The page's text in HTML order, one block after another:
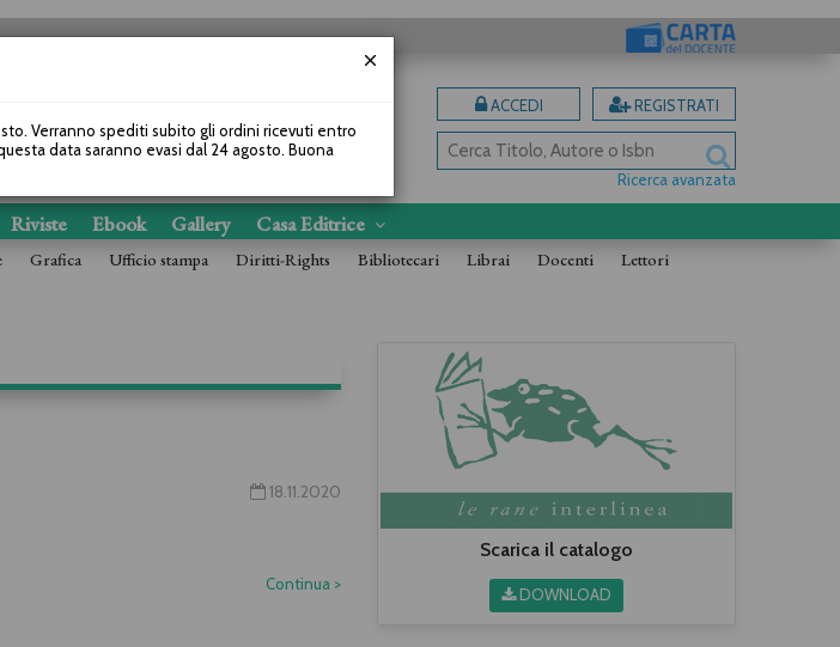
ACCEDI REGISTRATI
Ricerca avanzata
Riviste Ebook Gallery Casa Editrice
Grafica Ufficio stampa Diritti-Rights Bibliotecari Librai Docenti Lettori
18.11.2020
Continua >
Scarica il catalogo
DOWNLOAD
Verranno spediti subito gli ordini ricevuti entro
data saranno evasi dal 24 agosto. Buona